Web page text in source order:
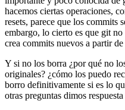
hacemos ciertas operaciones,
resets, parece que los commits
embargo, lo cierto es que git
crea commits nuevos a partir
Y si no los borra ¿por qué no
originales? ¿cómo los puedo
borro definitivamente si es lo
otras preguntas dimos